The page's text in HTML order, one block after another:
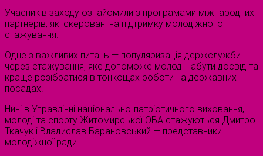
Учасників заходу ознайомили з програмами міжнародних
партнерів, які скеровані на підтримку молодіжного
стажування.
Одне з важливих питань — популяризація держслужби
через стажування, яке допоможе молоді набути досвід та
краще розібратися в тонкощах роботи на державних
посадах.
Нині в Управлінні національно-патріотичного виховання,
молоді та спорту Житомирської ОВА стажуються Дмитро
Ткачук і Владислав Барановський — представники
молодіжної ради.